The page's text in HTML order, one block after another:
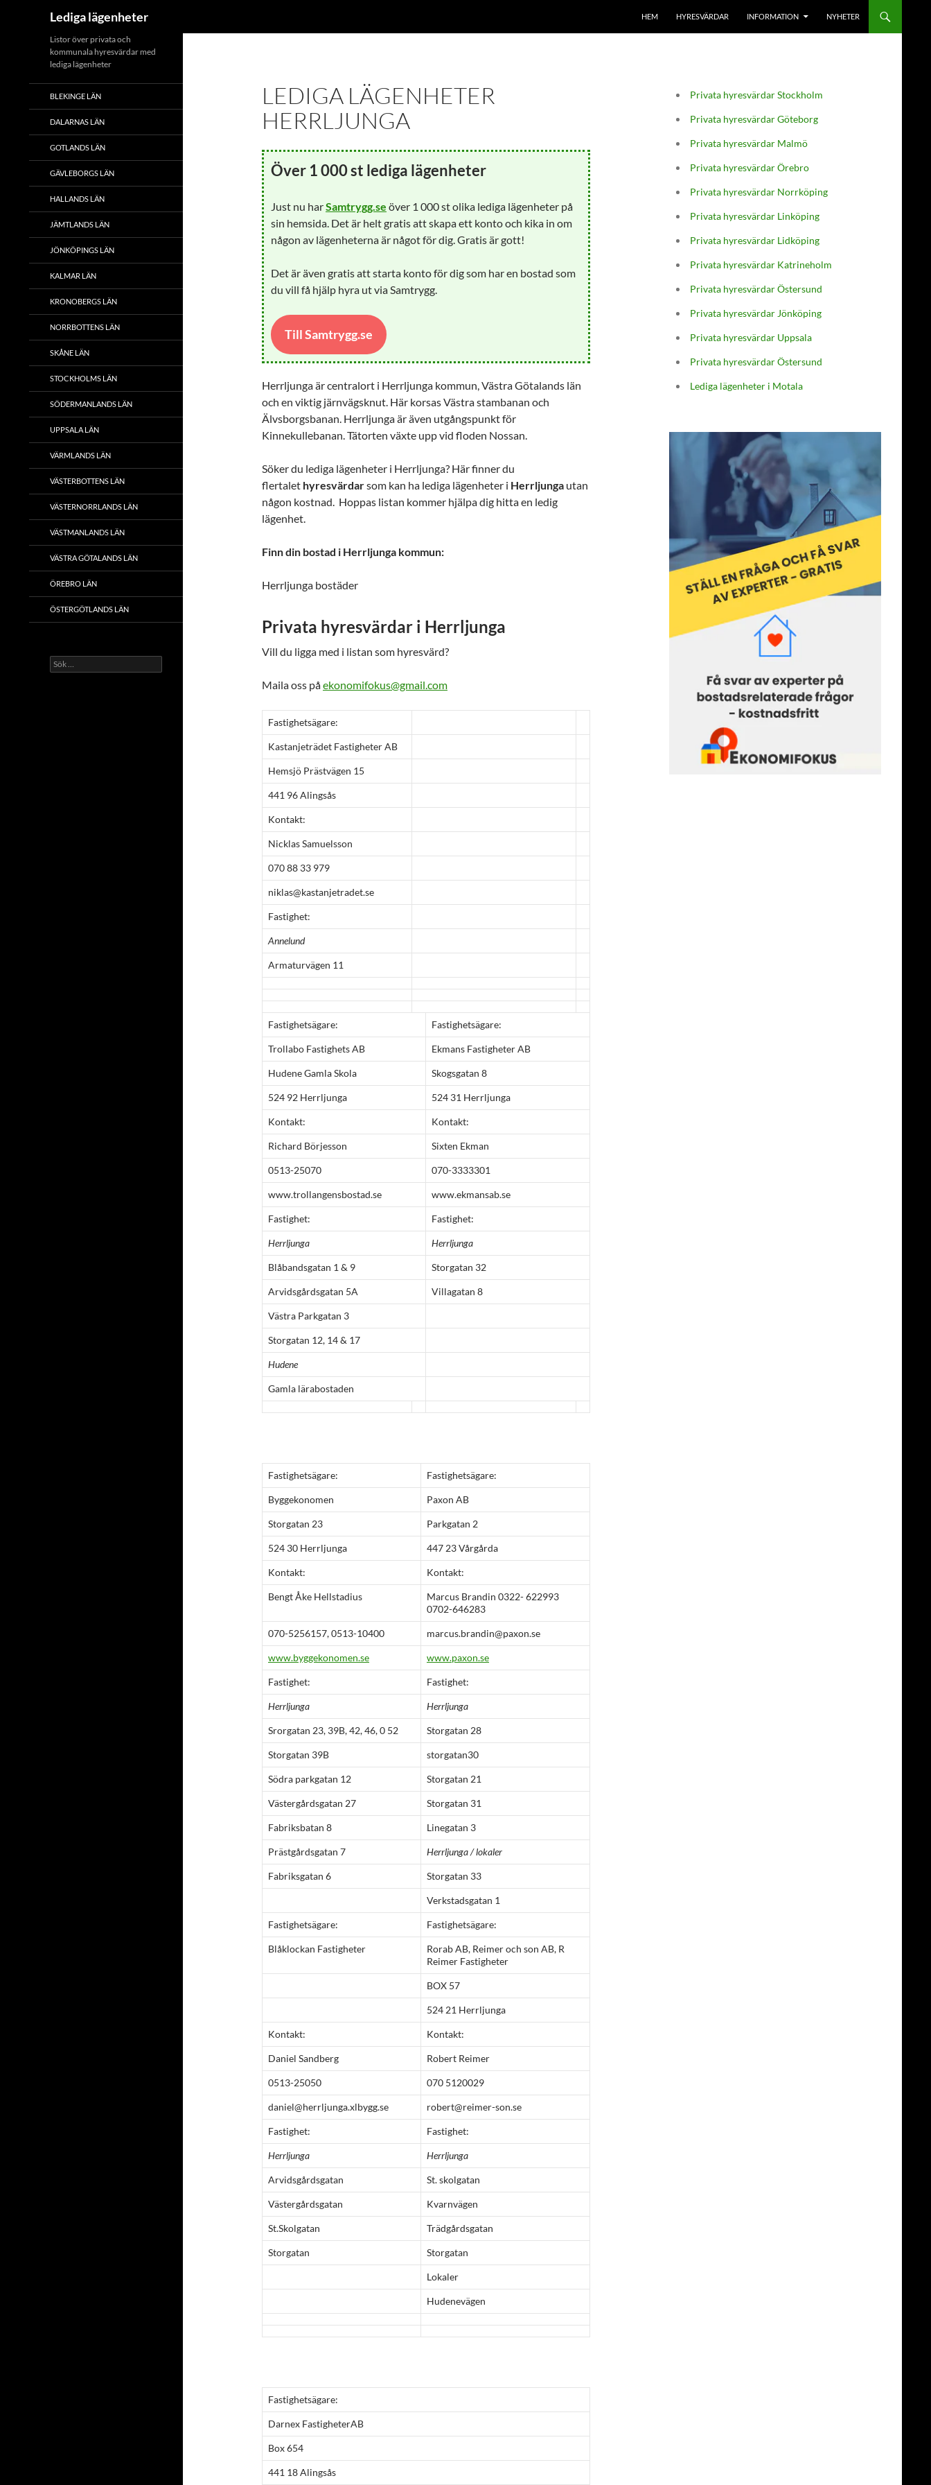
Lediga lägenheter HEM HYRESVÄRDAR INFORMATION NYHETER
LEDIGA LÄGENHETER
HERRLJUNGA
Över 1 000 st lediga lägenheter
Just nu harSamtrygg.se över 1 000 st olika lediga lägenheter på
sin hemsida. Det är helt gratis att skapa ett konto och kika in om
någon av lägenheterna är något för dig. Gratis är gott!
Det är även gratis att starta konto för dig som har en bostad som
du vill få hjälp hyra ut via Samtrygg.
Till Samtrygg.se
Herrljunga är centralort i Herrljunga kommun, Västra Götalands län
och en viktig järnvägsknut. Här korsas Västra stambanan och
Älvsborgsbanan. Herrljunga är även utgångspunkt för
Kinnekullebanan. Tätorten växte upp vid floden Nossan.
Söker du lediga lägenheter i Herrljunga? Här finner du
flertalet hyresvärdarsom kan ha lediga lägenheter i Herrljunga utan
någon kostnad. Hoppas listan kommer hjälpa dig hitta en ledig
lägenhet.
Finn din bostad i Herrljunga kommun:
Herrljunga bostäder
Privata hyresvärdar i Herrljunga
Vill du ligga med i listan som hyresvärd?
Maila oss påekonomifokus@gmail.com
Fastighetsägare:
Kastanjeträdet Fastigheter AB
Hemsjö Prästvägen 15
441 96 Alingsås
Kontakt:
Nicklas Samuelsson
070 88 33 979
niklas@kastanjetradet.se
Fastighet:
Annelund
Armaturvägen 11
Fastighetsägare: Fastighetsägare:
Trollabo Fastighets AB Ekmans Fastigheter AB
Hudene Gamla Skola Skogsgatan 8
524 92 Herrljunga 524 31 Herrljunga
Kontakt: Kontakt:
Richard Börjesson Sixten Ekman
0513-25070 070-3333301
www.trollangensbostad.se www.ekmansab.se
Fastighet: Fastighet:
Herrljunga Herrljunga
Blåbandsgatan 1 & 9 Storgatan 32
Arvidsgårdsgatan 5A Villagatan 8
Västra Parkgatan 3
Storgatan 12, 14 & 17
Hudene
Gamla lärabostaden
Fastighetsägare: Fastighetsägare:
Byggekonomen Paxon AB
Storgatan 23 Parkgatan 2
524 30 Herrljunga 447 23 Vårgårda
Kontakt: Kontakt:
Bengt Åke Hellstadius
Marcus Brandin 0322- 622993
0702-646283
070-5256157, 0513-10400 marcus.brandin@paxon.se
www.byggekonomen.se www.paxon.se
Fastighet: Fastighet:
Herrljunga Herrljunga
Srorgatan 23, 39B, 42, 46, 0 52 Storgatan 28
Storgatan 39B storgatan30
Södra parkgatan 12 Storgatan 21
Västergårdsgatan 27 Storgatan 31
Fabriksbatan 8 Linegatan 3
Prästgårdsgatan 7 Herrljunga / lokaler
Fabriksgatan 6 Storgatan 33
Verkstadsgatan 1
Fastighetsägare: Fastighetsägare:
Blåklockan Fastigheter
Rorab AB, Reimer och son AB, R
Reimer Fastigheter
BOX 57
524 21 Herrljunga
Kontakt: Kontakt:
Daniel Sandberg Robert Reimer
0513-25050 070 5120029
daniel@herrljunga.xlbygg.se robert@reimer-son.se
Fastighet: Fastighet:
Herrljunga Herrljunga
Arvidsgårdsgatan St. skolgatan
Västergårdsgatan Kvarnvägen
St.Skolgatan Trädgårdsgatan
Storgatan Storgatan
Lokaler
Hudenevägen
Fastighetsägare:
Darnex FastigheterAB
Box 654
441 18 Alingsås
Privata hyresvärdar Stockholm
Privata hyresvärdar Göteborg
Privata hyresvärdar Malmö
Privata hyresvärdar Örebro
Privata hyresvärdar Norrköping
Privata hyresvärdar Linköping
Privata hyresvärdar Lidköping
Privata hyresvärdar Katrineholm
Privata hyresvärdar Östersund
Privata hyresvärdar Jönköping
Privata hyresvärdar Uppsala
Privata hyresvärdar Östersund
Lediga lägenheter i Motala
Listor över privata och
kommunala hyresvärdar med
lediga lägenheter
BLEKINGE LÄN
DALARNAS LÄN
GOTLANDS LÄN
GÄVLEBORGS LÄN
HALLANDS LÄN
JÄMTLANDS LÄN
JÖNKÖPINGS LÄN
KALMAR LÄN
KRONOBERGS LÄN
NORRBOTTENS LÄN
SKÅNE LÄN
STOCKHOLMS LÄN
SÖDERMANLANDS LÄN
UPPSALA LÄN
VÄRMLANDS LÄN
VÄSTERBOTTENS LÄN
VÄSTERNORRLANDS LÄN
VÄSTMANLANDS LÄN
VÄSTRA GÖTALANDS LÄN
ÖREBRO LÄN
ÖSTERGÖTLANDS LÄN
Sök
efter: